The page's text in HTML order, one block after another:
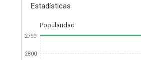
Estadísticas
Popularidad
2799
2800